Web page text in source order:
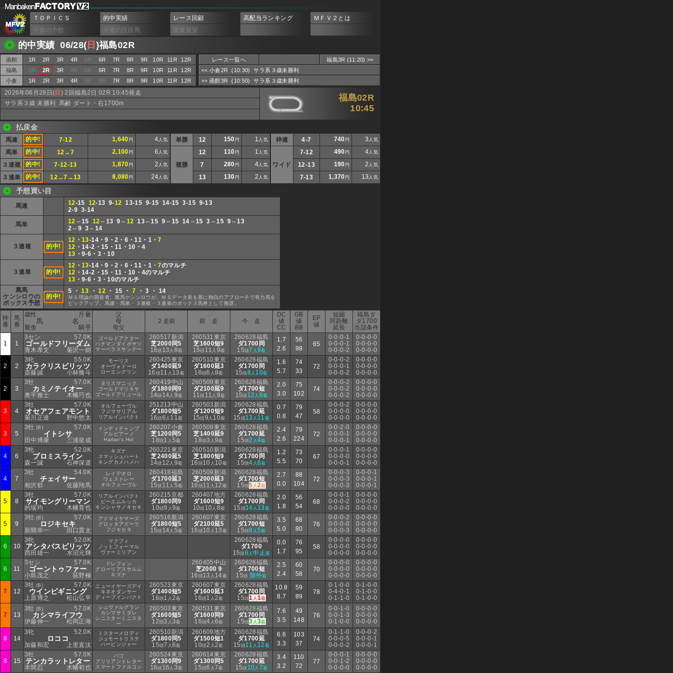
ＴＯＰＩＣＳ 的中実績 レース回顧 高配当ランキング
ＭＦＶ２とは
今週の予想
今週の注目馬 重賞展望
的中実績 06/28( 日 )福島02R
函館 1R 2R 3R 4R 5R 6R 7R 8R 9R 10R 11R
12R
福島
1R 2R 3R 4R 5R 6R 7R 8R 9R 10R 11R
12R
小倉
1R 2R 3R 4R 5R 6R 7R 8R 9R 10R 11R 12R
レース一覧へ
福島3R (11:20) >>
<< 小倉2R (10:30) サラ系３歳未勝利
>> 函館3R (10:50) サラ系３歳未勝利
2026年06月28日( 日 ) 2回福島2日 02R 10:45発走
福島02R
10:45
サラ系３歳 未勝利 馬齢 ダート・右1700m
払戻金
馬連 的中! 7-12 1,640 円 4人気
馬単 的中! 12→7 2,100 円 6 人気
３連複 的中! 7-12-13 1,870 円 2 人気
３連単 的中! 12→7→13 8,080 円 24人気
単勝 12 150 円 1 人気
複勝
12 110 円 1 人気
7 280 円 4人気
13 130 円 2 人気
枠連 4-7 740 円 3 人気
ワイド
7-12 490 円 4人気
12-13 190 円 2 人気
7-13 1,370 円 13 人気
予想買い目
馬連 12-15 12-13 9-12 13-15 9-15 14-15 3-15 9-13
2-9 3-14
馬単 12 ⇔15 12⇔13 9⇔ 12 13⇔15 9⇔15 14⇔15 3⇔15 9⇔13
2⇔9 3⇔14
３連複 的中!
12 ・13-14・9・2・6・11・1・7
12 ・14-2・15・11・10・4
13 ・9-6・3・10
３連単 的中!
12 ・13-14・9・2・6・11・1・7のマルチ
12 ・14-2・15・11・10・4のマルチ
13 ・9-6・3・10のマルチ
萬馬
ケンシロウの
ボックス予想
的中!
5 ・13 ・12 ・ 15 ・ 7 ・ 3 ・ 14
ＭＳ理論の開発者、萬馬ケンシロウが、ＭＳデータ表を基に独自のアプローチで有力馬を
ピックアップ。馬連・馬単・３連複・３連単のボックス馬券として推奨。
枠
番
馬
番
斤量
歳性
馬 名
厩舎 騎手
父
母
母父
２走前 前 走 今 走
DC
値
CC
GB
値
BB
EP
値
短縮
同距離
延長
福島ダ
ダ1700
当該条件
1 1
57.0K
3セン
ゴールドフリーダム
青木孝文 菊沢一樹
ゴールドアクター
ハチマンダイボサツ
マーベラスサンデー
260517新潟
芝2000同5
16頭 13 人 8着
260531東京
芝1600短9
18頭 11 人 9着
260628福島
ダ1700同
15頭7 人9着
1.7
2.6
56
98
65
0-0-0-1
0-0-0-1
0-0-0-2
0-0-0-0
0-0-0-0
0-0-0-0
2 2
55.0K
3牝
カラクリスピリッツ
斎藤誠 小林脩斗
モーリス
オーヴォドーロ
ローエングリン
260425東京
ダ1400延9
16 頭11 人 13 着
260510東京
ダ1600延3
16頭6 人8着
260628福島
ダ1700同
15頭8 人 10着
1.6
5.7
74
33
72
0-0-0-2
0-0-0-1
0-0-0-2
0-0-0-0
0-0-0-0
0-0-0-0
2 3
57.0K
3牡
カミノテイオー
奥平雅士 木幡巧也
タリスマニック
ゴールドマリキヤ
ゴールドアリュール
260419中山
ダ1800同9
14頭 14 人 9着
260509東京
ダ2100延9
11頭 11 人 9着
260628福島
ダ1700短
15頭 12 人 8着
2.0
3.0
75
102
74
0-0-0-2
0-0-0-2
0-0-0-2
0-0-0-0
0-0-0-0
0-0-0-0
3 4
57.0K
3牡
オセアフェアモント
菊川正達 野中悠太
オルフェーヴル
フジマサリアル
リアルインパクト
251213中山
ダ1800短5
16頭6 人 11着
260503新潟
ダ1200短9
15頭9 人 10着
260628福島
ダ1700延
15 頭13 人 11 着
0.7
0.8
79
47
58
0-0-0-2
0-0-0-0
0-0-0-0
0-0-0-0
0-0-0-0
0-0-0-0
3 5
57.0K
3牡 (B)
イトシサ
田中博康 三浦皇成
インディチャンプ
アルビアーノ
Harlan's Hol
260207小倉
芝1200同5
18頭1 人5着
260509東京
芝1400延9
18頭3 人9着
260628福島
ダ1700延
15頭2 人4着
2.4
2.6
79
224
72
0-0-2-0
0-0-0-1
0-0-0-1
0-0-0-0
0-0-0-0
0-0-0-0
4 6
52.0K
3牝
プロミスライン
森一誠 石神深道
キズナ
スマッシュハート
キングカメハメハ
260221東京
芝2400延5
14頭 12 人 9着
260510新潟
芝1800短9
16 頭10 人 10着
260628福島
ダ1700同
15頭4 人6着
1.2
5.5
73
70
67
0-0-0-1
0-0-0-0
0-0-0-1
0-0-0-0
0-0-0-0
0-0-0-0
4 7
54.0K
3牡
チェイサー
相沢郁 佐藤翔馬
レイデオロ
ウェストレー
オルフェーヴル
260418福島
ダ1700延3
15頭 11 人 5着
260509新潟
芝2000延3
16 頭11 人 12 着
260628福島
ダ1700短
15頭5 人2着
2.7
0.0
88
104
72
0-0-0-3
0-0-0-3
0-0-0-3
0-0-0-1
0-0-0-1
0-0-0-1
5 8
57.0K
3牡
サイモングリーマン
的場均 木幡育也
リアルインパクト
ピーエムルッカ
キンシャサノキセキ
260215京都
ダ1800同9
10頭9 人9着
260407地方
ダ1600短9
10頭 10 人 8着
260628福島
ダ1700同
15 頭14 人 13 着
2.0
1.8
56
54
68
0-0-0-1
0-0-0-2
0-0-0-0
0-0-0-0
0-0-0-0
0-0-0-0
5 9
57.0K
3牡 (B)
ロジキセキ
新開幸一 田口貫太
アドマイヤマーズ
グロッタアズーラ
フジキセキ
260516新潟
ダ1800短5
15頭 14 人 5着
260607東京
ダ2100延5
16 頭10 人 13 着
260628福島
ダ1700短
15頭9 人5着
3.5
5.0
68
80
76
0-0-0-2
0-0-0-0
0-0-0-3
0-0-0-0
0-0-0-0
0-0-0-0
6 10
52.0K
3牝
アシタバスピリッツ
西田雄一 水沼元輝
マクフィ
ノットフォーマル
ヴァーミリアン
260628福島
ダ1700
15頭6 人中止着
0.0
1.7
76
95
58
0-0-0-0
0-0-0-0
0-0-0-0
0-0-0-0
0-0-0-0
0-0-0-0
6 11
57.0K
3セン
ゴーントゥファー
小島茂之 荻野極
ドレフォン
グローリアスサルム
キズナ
260405中山
芝2000 9
16 頭13 人 14着
260628福島
ダ1700短
15頭 除外着
2.5
2.4
60
58
70
0-0-0-0
0-0-0-0
0-0-0-0
0-0-0-0
0-0-0-0
0-0-0-0
7 12
57.0K
3牡 (B)
ウインビギニング
上原博之 松山弘平
ニューイヤーズデイ
キネオダンサー
ディープインパクト
260523東京
ダ1400短5
16頭1 人2着
260607東京
ダ1600延3
16頭1 人2着
260628福島
ダ1700同
15頭1 人1着
10.8
8.7
59
89
78
0-1-0-0
0-4-0-1
0-1-1-0
0-1-0-0
0-1-0-0
0-1-0-0
7 13
57.0K
3牡 (B)
カシマライフウ
伊藤伸一 松岡正海
シュヴァルグラン
カシマサミダレ
シニスターミニスタ
ー
260503東京
ダ1600短5
12頭3 人3着
260531東京
ダ1600同9
16頭4 人6着
260628福島
ダ1700同
15頭3 人3着
7.6
3.5
49
148
76
0-0-1-0
0-0-1-3
0-1-0-0
0-0-0-0
0-0-0-0
0-0-0-0
8 14
52.0K
3牝
ロココ
加藤和宏 上里直汰
ミスターメロディ
ジュモートリステ
ハービンジャー
260510新潟
ダ1800同5
15頭7 人6着
260609地方
ダ1500短1
10頭2 人2着
260628福島
ダ1700延
15 頭11 人 12 着
6.6
3.3
103
37
74
0-1-1-0
0-0-0-5
0-0-0-2
0-0-0-2
0-0-0-1
0-0-0-1
8 15
57.0K
3牡
テンカラットレター
本間忍 木幡初也
バゴ
ブリリアントレター
スマートファルコン
260524東京
ダ1300同9
16頭 16 人 3着
260614東京
ダ1300同5
15頭6 人 7着
260628福島
ダ1700延
15頭 10人 7着
3.4
3.2
110
72
77
0-0-0-1
0-0-1-2
0-0-0-0
0-0-0-0
0-0-0-0
0-0-0-0